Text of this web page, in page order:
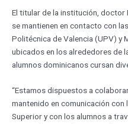
El titular de la institución, doctor
se mantienen en contacto con
Politécnica de Valencia (UPV) y
ubicados en los alrededores de
alumnos dominicanos cursan
“Estamos dispuestos a
mantenido en comunicación con
Superior y con los alumnos a